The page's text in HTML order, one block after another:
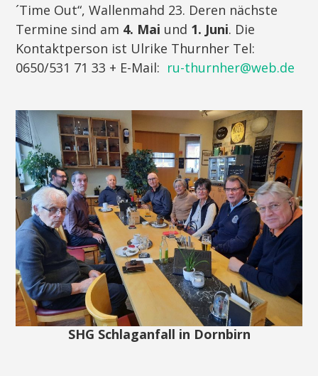
´Time Out“, Wallenmahd 23. Deren nächste
Termine sind am 4. Mai und 1. Juni. Die
Kontaktperson ist Ulrike Thurnher Tel:
0650/531 71 33 + E-Mail: ru-thurnher@web.de
SHG Schlaganfall in Dornbirn